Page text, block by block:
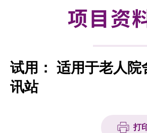
资助计划项目资
试用： 适用于老人院
讯站
打